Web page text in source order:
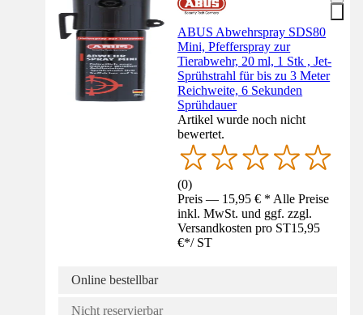
ABUS Abwehrspray SDS80
Mini, Pfefferspray zur
Tierabwehr, 20 ml, 1 Stk , Jet-
Sprühstrahl für bis zu 3 Meter
Reichweite, 6 Sekunden
Sprühdauer
Artikel wurde noch nicht
bewertet.
(0)
Preis — 15,95 € * Alle Preise
inkl. MwSt. und ggf. zzgl.
Versandkosten pro ST15,95
€*/ ST
Online bestellbar
Nicht reservierbar